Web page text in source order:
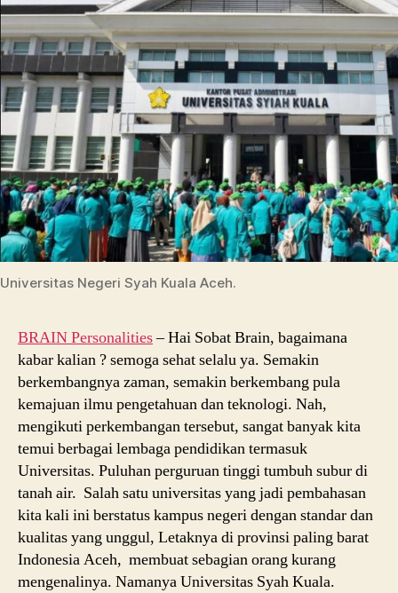
Universitas Negeri Syah Kuala Aceh.
BRAIN Personalities– Hai Sobat Brain, bagaimana
kabar kalian ? semoga sehat selalu ya. Semakin
berkembangnya zaman, semakin berkembang pula
kemajuan ilmu pengetahuan dan teknologi. Nah,
mengikuti perkembangan tersebut, sangat banyak kita
temui berbagai lembaga pendidikan termasuk
Universitas. Puluhan perguruan tinggi tumbuh subur di
tanah air. Salah satu universitas yang jadi pembahasan
kita kali ini berstatus kampus negeri dengan standar dan
kualitas yang unggul, Letaknya di provinsi paling barat
Indonesia Aceh, membuat sebagian orang kurang
mengenalinya. Namanya Universitas Syah Kuala.